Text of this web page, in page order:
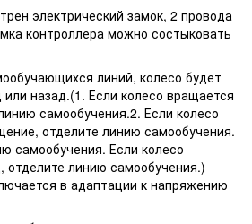
электрический замок, 2 провода
контроллера можно состыковать
линий, колесо будет
назад.(1. Если колесо вращается
самообучения.2. Если колесо
отделите линию самообучения.
самообучения. Если колесо
отделите линию самообучения.)
в адаптации к напряжению